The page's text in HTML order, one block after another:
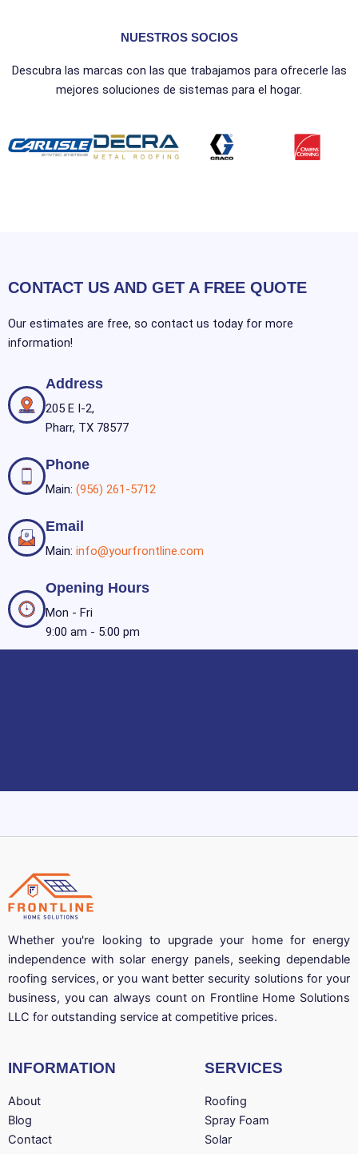
NUESTROS SOCIOS
Descubra las marcas con las que trabajamos para ofrecerle las
mejores soluciones de sistemas para el hogar.
CONTACT US AND GET A FREE QUOTE
Our estimates are free, so contact us today for more
information!
Address
205 E I-2,
Pharr, TX 78577
Phone
Main: (956) 261-5712
Email
Main: info@yourfrontline.com
Opening Hours
Mon - Fri
9:00 am - 5:00 pm
Whether you're looking to upgrade your home for energy
independence with solar energy panels, seeking dependable
roofing services, or you want better security solutions for your
business, you can always count on Frontline Home Solutions
LLC for outstanding service at competitive prices.
INFORMATION
About
Blog
Contact
SERVICES
Roofing
Spray Foam
Solar